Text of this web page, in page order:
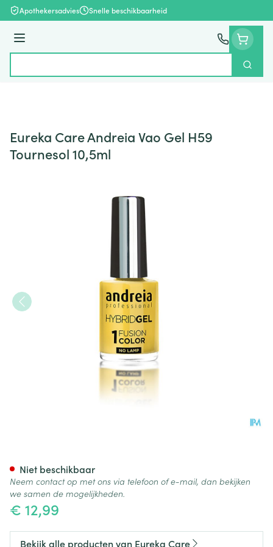
Ga naar de inhoud
Apothekersadvies Snelle beschikbaarheid
Menu
Zoek
Eureka Care Andreia Vao Gel H59
Tournesol 10,5ml
€ 12,99
Niet beschikbaar
Neem contact op met ons via telefoon of e-mail, dan bekijken
we samen de mogelijkheden.
Bekijk alle producten van Eureka Care